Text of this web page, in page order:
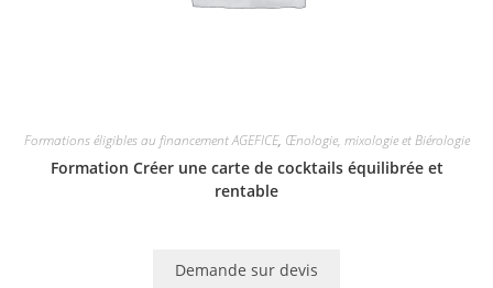
Formations éligibles au financement AGEFICE, Œnologie, mixologie et Biérologie
Formation Créer une carte de cocktails équilibrée et
rentable
Demande sur devis